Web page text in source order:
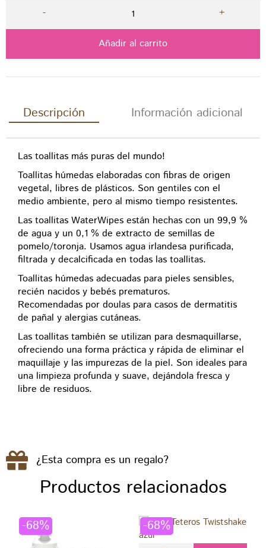
Añadir al carrito
Descripción Información adicional
Las toallitas más puras del mundo!
Toallitas húmedas elaboradas con fibras de origen
vegetal, libres de plásticos. Son gentiles con el
medio ambiente, pero al mismo tiempo resistentes.
Las toallitas WaterWipes están hechas con un 99,9 %
de agua y un 0,1 % de extracto de semillas de
pomelo/toronja. Usamos agua irlandesa purificada,
filtrada y decalcificada en todas las toallitas.
Toallitas húmedas adecuadas para pieles sensibles,
recién nacidos y bebés prematuros.
Recomendadas por doulas para casos de dermatitis
de pañal y alergias cutáneas.
Las toallitas también se utilizan para desmaquillarse,
ofreciendo una forma práctica y rápida de eliminar el
maquillaje y las impurezas de la piel. Son ideales para
una limpieza profunda y suave, dejándola fresca y
libre de residuos.
¿Esta compra es un regalo?
Productos relacionados
-68% -68%